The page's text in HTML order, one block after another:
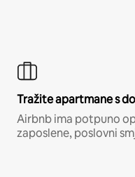
Tražite apartmane s
Airbnb ima potpuno
zaposlene, poslovni